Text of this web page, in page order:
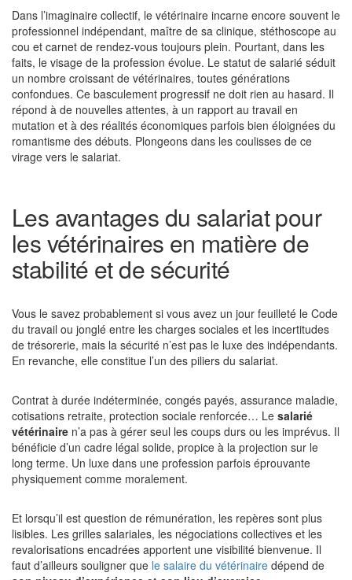
Dans l’imaginaire collectif, le vétérinaire incarne encore souvent le
professionnel indépendant, maître de sa clinique, stéthoscope au
cou et carnet de rendez-vous toujours plein. Pourtant, dans les
faits, le visage de la profession évolue. Le statut de salarié séduit
un nombre croissant de vétérinaires, toutes générations
confondues. Ce basculement progressif ne doit rien au hasard. Il
répond à de nouvelles attentes, à un rapport au travail en
mutation et à des réalités économiques parfois bien éloignées du
romantisme des débuts. Plongeons dans les coulisses de ce
virage vers le salariat.
Les avantages du salariat pour
les vétérinaires en matière de
stabilité et de sécurité
Vous le savez probablement si vous avez un jour feuilleté le Code
du travail ou jonglé entre les charges sociales et les incertitudes
de trésorerie, mais la sécurité n’est pas le luxe des indépendants.
En revanche, elle constitue l’un des piliers du salariat.
Contrat à durée indéterminée, congés payés, assurance maladie,
cotisations retraite, protection sociale renforcée… Le salarié
vétérinaire n’a pas à gérer seul les coups durs ou les imprévus. Il
bénéficie d’un cadre légal solide, propice à la projection sur le
long terme. Un luxe dans une profession parfois éprouvante
physiquement comme moralement.
Et lorsqu’il est question de rémunération, les repères sont plus
lisibles. Les grilles salariales, les négociations collectives et les
revalorisations encadrées apportent une visibilité bienvenue. Il
faut d’ailleurs souligner que le salaire du vétérinaire dépend de